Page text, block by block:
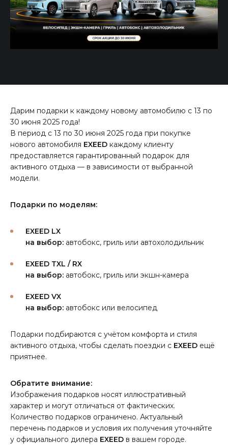
Дарим подарки к каждому новому автомобилю с 13 по
30 июня 2025 года!
В период с 13 по 30 июня 2025 года при покупке
нового автомобиля EXEED каждому клиенту
предоставляется гарантированный подарок для
активного отдыха — в зависимости от выбранной
модели.
Подарки по моделям:
EXEED LX
на выбор: автобокс, гриль или автохолодильник
EXEED TXL / RX
на выбор: автобокс, гриль или экшн-камера
EXEED VX
на выбор: автобокс или велосипед
Подарки подбираются с учётом комфорта и стиля
активного отдыха, чтобы сделать поездки с EXEED ещё
приятнее.
Обратите внимание:
Изображения подарков носят иллюстративный
характер и могут отличаться от фактических.
Количество подарков ограничено. Актуальный
перечень подарков и условия их получения уточняйте
у официального дилера EXEED в вашем городе.